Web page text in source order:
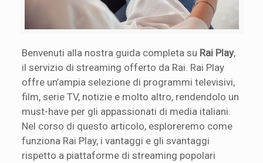
Benvenuti alla nostra guida completa su Rai Play,
il servizio di streaming offerto da Rai. Rai Play
offre un’ampia selezione di programmi televisivi,
film, serie TV, notizie e molto altro, rendendolo un
must-have per gli appassionati di media italiani.
Nel corso di questo articolo, esploreremo come
funziona Rai Play, i vantaggi e gli svantaggi
rispetto a piattaforme di streaming popolari